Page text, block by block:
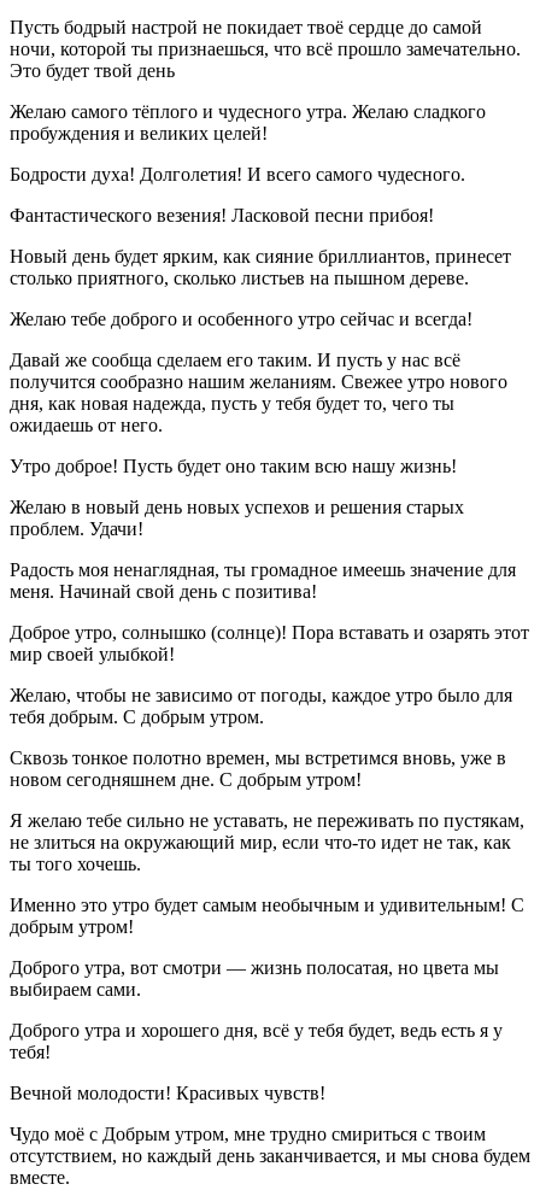
Пусть бодрый настрой не покидает твоё сердце до самой
ночи, которой ты признаешься, что всё прошло замечательно.
Это будет твой день
Желаю самого тёплого и чудесного утра. Желаю сладкого
пробуждения и великих целей!
Бодрости духа! Долголетия! И всего самого чудесного.
Фантастического везения! Ласковой песни прибоя!
Новый день будет ярким, как сияние бриллиантов, принесет
столько приятного, сколько листьев на пышном дереве.
Желаю тебе доброго и особенного утро сейчас и всегда!
Давай же сообща сделаем его таким. И пусть у нас всё
получится сообразно нашим желаниям. Свежее утро нового
дня, как новая надежда, пусть у тебя будет то, чего ты
ожидаешь от него.
Утро доброе! Пусть будет оно таким всю нашу жизнь!
Желаю в новый день новых успехов и решения старых
проблем. Удачи!
Радость моя ненаглядная, ты громадное имеешь значение для
меня. Начинай свой день с позитива!
Доброе утро, солнышко (солнце)! Пора вставать и озарять этот
мир своей улыбкой!
Желаю, чтобы не зависимо от погоды, каждое утро было для
тебя добрым. С добрым утром.
Сквозь тонкое полотно времен, мы встретимся вновь, уже в
новом сегодняшнем дне. С добрым утром!
Я желаю тебе сильно не уставать, не переживать по пустякам,
не злиться на окружающий мир, если что-то идет не так, как
ты того хочешь.
Именно это утро будет самым необычным и удивительным! С
добрым утром!
Доброго утра, вот смотри — жизнь полосатая, но цвета мы
выбираем сами.
Доброго утра и хорошего дня, всё у тебя будет, ведь есть я у
тебя!
Вечной молодости! Красивых чувств!
Чудо моё с Добрым утром, мне трудно смириться с твоим
отсутствием, но каждый день заканчивается, и мы снова будем
вместе.